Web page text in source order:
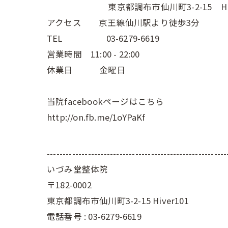
東京都調布市仙川町3-2-15
アクセス 京王線仙川駅より徒歩3分
TEL 03-6279-6619
営業時間 11:00 - 22:00
休業日 金曜日
当院facebookページはこちら
http://on.fb.me/1oYPaKf
いづみ堂整体院
〒182-0002
東京都調布市仙川町3-2-15 Hiver101
電話番号 : 03-6279-6619